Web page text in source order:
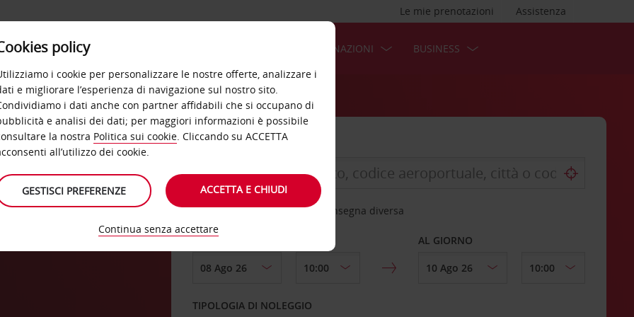
Assistenza
Le mie prenotazioni
OFFERTE DESTINAZIONI BUSINESS
Scegli una località di riconsegna diversa
DAL GIORNO AL GIORNO
TIPOLOGIA DI NOLEGGIO
policy
i cookie per personalizzare le nostre offerte, analizzare i
e migliorare l’esperienza di navigazione sul nostro sito.
i dati anche con partner affidabili che si occupano di
e analisi dei dati; per maggiori informazioni è possibile
la nostra Politica sui cookie. Cliccando su ACCETTA
all’utilizzo dei cookie.
GESTISCI PREFERENZE ACCETTA E CHIUDI
Continua senza accettare